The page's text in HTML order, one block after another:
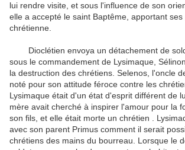
lui rendre visite, et sous l'influence de son
elle a accepté le saint Baptême, apportant
chrétienne.
Dioclétien envoya un détachement de
sous le commandement de Lysimaque,
la destruction des chrétiens. Selenos, l'oncle
noté pour son attitude féroce contre les
Lysimaque était d'un état d'esprit différent de
mère avait cherché à inspirer l'amour pour la
son fils, et elle était morte un chrétien .
avec son parent Primus comment il serait
chrétiens des mains du bourreau. Lorsque le